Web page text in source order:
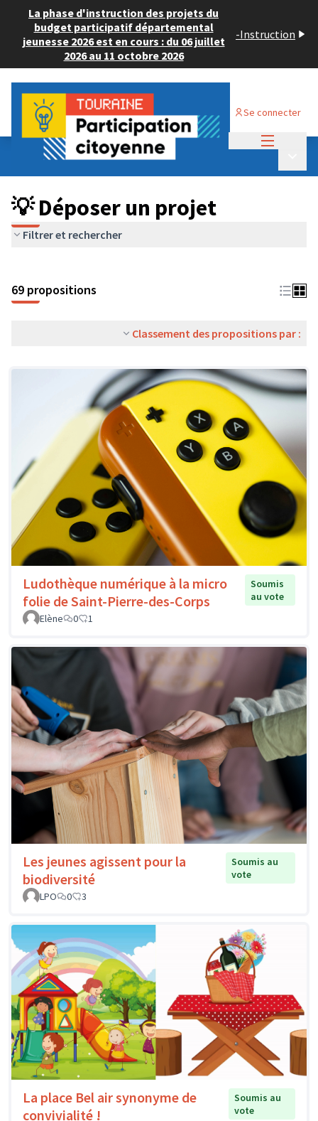
La phase d'instruction des projets du
budget participatif départemental
jeunesse 2026 est en cours : du 06 juillet
2026 au 11 octobre 2026
-Instruction
Se connecter
Budget Participatif ADULTE 2024
💡 Déposer un projet
💡 Déposer un projet
Filtrer et rechercher
69 propositions
Classement des propositions par :
Ludothèque numérique à la micro
folie de Saint-Pierre-des-Corps
Soumis
au vote
Elène
0 1
Les jeunes agissent pour la
biodiversité
Soumis au
vote
LPO
0 3
La place Bel air synonyme de
convivialité !
Soumis au
vote